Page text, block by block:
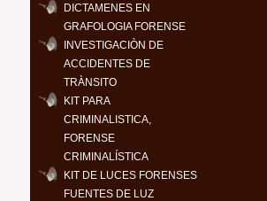
DICTAMENES EN
GRAFOLOGIA FORENSE
INVESTIGACIÒN DE
ACCIDENTES DE
TRÀNSITO
KIT PARA
CRIMINALISTICA,
FORENSE
CRIMINALÍSTICA
KIT DE LUCES FORENSES
FUENTES DE LUZ